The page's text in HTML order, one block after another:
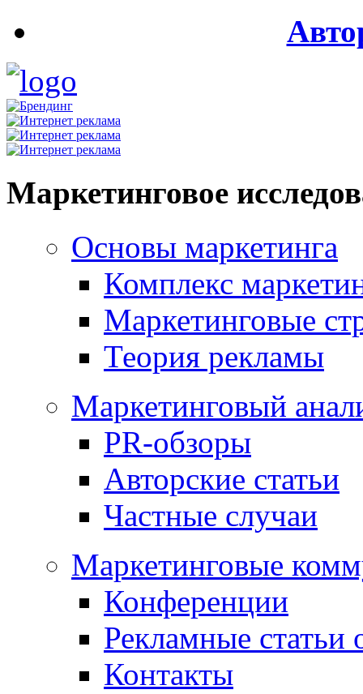
Маркетинговое
Основы маркетинга
Комплекс
Маркетинговые
Теория рекламы
Маркетинговый
PR-обзоры
Авторские статьи
Частные случаи
Маркетинговые
Конференции
Рекламные статьи
Контакты